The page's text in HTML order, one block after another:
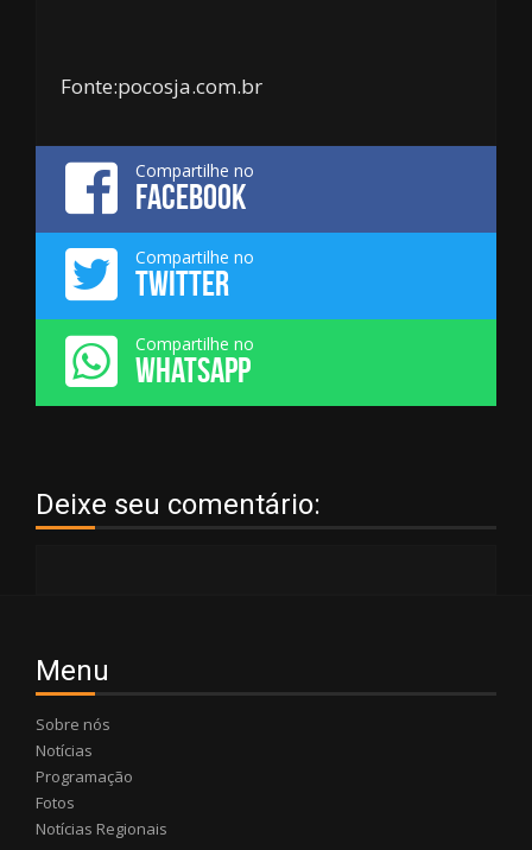
Fonte:pocosja.com.br
Compartilhe no
FACEBOOK
Compartilhe no
TWITTER
Compartilhe no
WHATSAPP
Deixe seu comentário:
Menu
Sobre nós
Notícias
Programação
Fotos
Notícias Regionais